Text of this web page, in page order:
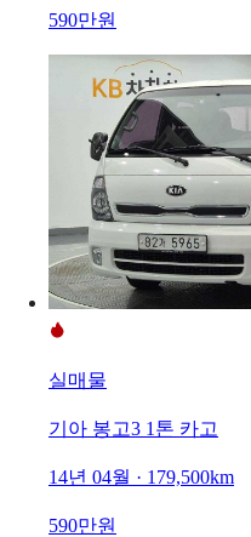
590만원
실매물
기아 봉고3 1톤 카고
14년 04월 · 179,500km
590만원